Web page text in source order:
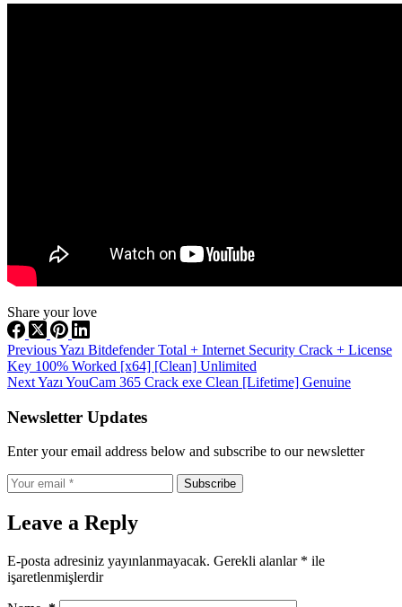
Share your love
PreviousYazı Bitdefender Total + Internet Security Crack + License
Key 100% Worked [x64] [Clean] Unlimited
NextYazı YouCam 365 Crack exe Clean [Lifetime] Genuine
Newsletter Updates
Enter your email address below and subscribe to our newsletter
Subscribe
Leave a Reply
E-posta adresiniz yayınlanmayacak. Gerekli alanlar * ile
işaretlenmişlerdir